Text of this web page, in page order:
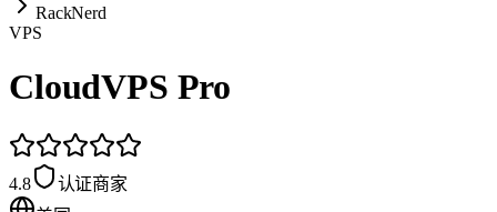
RackNerd
VPS
CloudVPS Pro
4.8
认证商家